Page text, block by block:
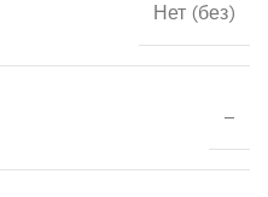
Нет (без)
–